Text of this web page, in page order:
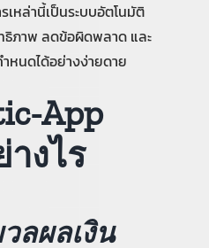
เหล่านี้เป็นระบบอัตโนมัติ
ธิภาพ ลดข้อผิดพลาด และ
หนดได้อย่างง่ายดาย
App
งไร
ลผลเงิน